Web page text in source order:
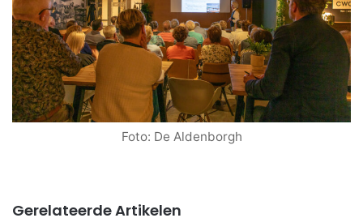
Foto: De Aldenborgh
Gerelateerde Artikelen